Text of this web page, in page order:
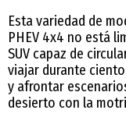
Esta variedad de
PHEV 4x4 no está
SUV capaz de
viajar durante
y afrontar
desierto con la